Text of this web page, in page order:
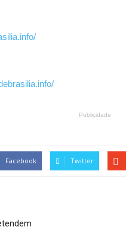
Publicidade
Facebook Twitter